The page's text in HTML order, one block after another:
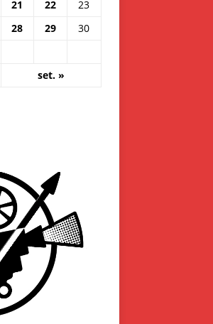
21 22
23
28 29
30
set. »